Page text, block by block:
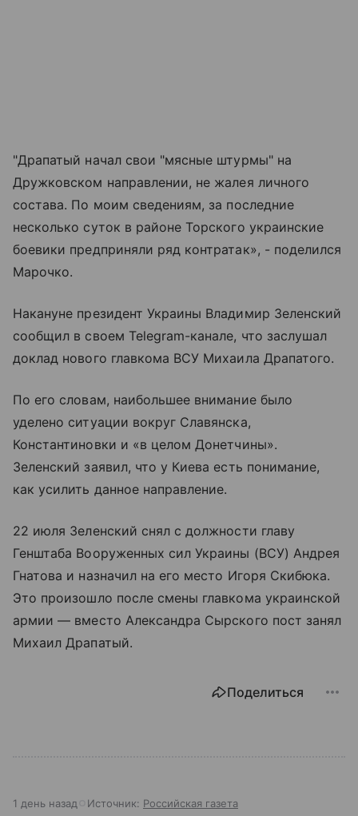
"Драпатый начал свои "мясные штурмы" на
Дружковском направлении, не жалея личного
состава. По моим сведениям, за последние
несколько суток в районе Торского украинские
боевики предприняли ряд контратак», - поделился
Марочко.
Накануне президент Украины Владимир Зеленский
сообщил в своем Telegram-канале, что заслушал
доклад нового главкома ВСУ Михаила Драпатого.
По его словам, наибольшее внимание было
уделено ситуации вокруг Славянска,
Константиновки и «в целом Донетчины».
Зеленский заявил, что у Киева есть понимание,
как усилить данное направление.
22 июля Зеленский снял с должности главу
Генштаба Вооруженных сил Украины (ВСУ) Андрея
Гнатова и назначил на его место Игоря Скибюка.
Это произошло после смены главкома украинской
армии — вместо Александра Сырского пост занял
Михаил Драпатый.
Поделиться
1 день назад Источник: Российская газета